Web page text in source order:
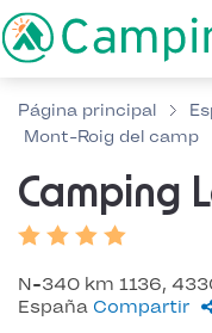
Página principal
Mont-Roig del camp
Camping
N-340 km 1136,
España Compartir